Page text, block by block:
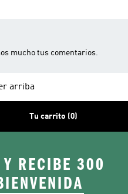
mucho tus comentarios.
arriba
Tu carrito (0)
Y RECIBE 300